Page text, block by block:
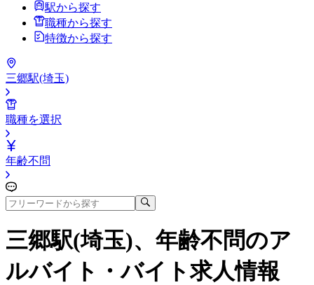
駅から探す
職種から探す
特徴から探す
三郷駅(埼玉)
職種を選択
年齢不問
三郷駅(埼玉)、年齢不問のア
ルバイト・バイト求人情報